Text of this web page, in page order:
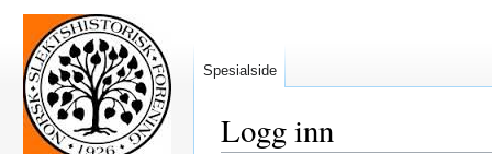
Logg inn
Spesialside